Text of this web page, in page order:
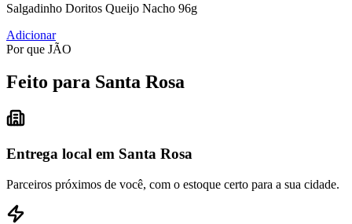
Salgadinho Doritos Queijo Nacho 96g
Adicionar
Por que JÃO
Feito para Santa Rosa
Entrega local em Santa Rosa
Parceiros próximos de você, com o estoque certo para a sua cidade.